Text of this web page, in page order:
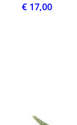
€ 17,00